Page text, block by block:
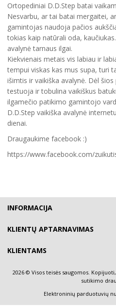
Ortopediniai D.D.Step batai
Nesvarbu, ar tai batai mergaitei,
gamintojas naudoja pačios
tokias kaip natūrali oda,
avalynė tarnaus ilgai.
Kiekvienais metais vis labiau ir
tempui viskas kas mus supa, turi
išimtis ir vaikiška avalynė. Dėl
testuoja ir tobulina vaikiškus
ilgamečio patikimo gamintojo
D.D.Step vaikiška avalynė
dienai.
Draugaukime facebook :)
https://www.facebook.com/
INFORMACIJA
KLIENTŲ APTARNAVIMAS
KLIENTAMS
2026 © Visos teisės saugomos.
sutikimo
Elektroninių parduotuvių